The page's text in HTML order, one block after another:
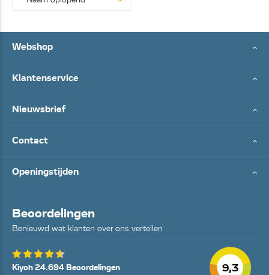
Webshop
Klantenservice
Nieuwsbrief
Contact
Openingstijden
Beoordelingen
Benieuwd wat klanten over ons vertellen
9,3
Kiyoh 24.694 Beoordelingen